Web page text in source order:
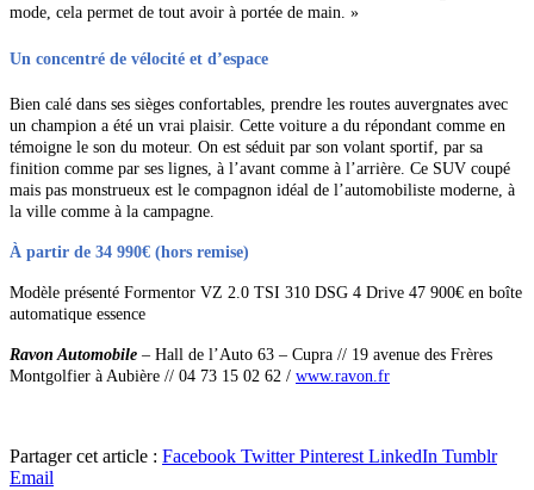
mode, cela permet de tout avoir à portée de main. »
Un concentré de vélocité et d’espace
Bien calé dans ses sièges confortables, prendre les routes auvergnates avec
un champion a été un vrai plaisir. Cette voiture a du répondant comme en
témoigne le son du moteur. On est séduit par son volant sportif, par sa
finition comme par ses lignes, à l’avant comme à l’arrière. Ce SUV coupé
mais pas monstrueux est le compagnon idéal de l’automobiliste moderne, à
la ville comme à la campagne.
À partir de 34 990€ (hors remise)
Modèle présenté Formentor VZ 2.0 TSI 310 DSG 4 Drive 47 900€ en boîte
automatique essence
Ravon Automobile – Hall de l’Auto 63 – Cupra // 19 avenue des Frères
Montgolfier à Aubière // 04 73 15 02 62 / www.ravon.fr
Partager cet article : Facebook Twitter Pinterest LinkedIn Tumblr
Email